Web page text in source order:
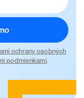
ochrany osobných
podmienkami.